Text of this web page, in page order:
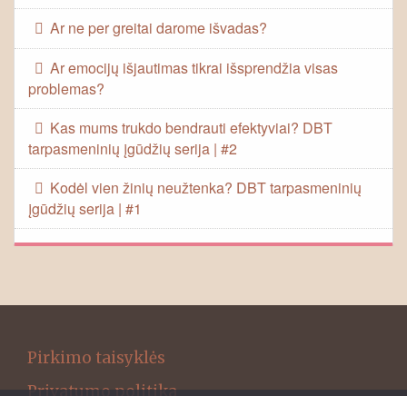
Ar ne per greitai darome išvadas?
Ar emocijų išjautimas tikrai išsprendžia visas
problemas?
Kas mums trukdo bendrauti efektyviai? DBT
tarpasmeninių įgūdžių serija | #2
Kodėl vien žinių neužtenka? DBT tarpasmeninių
įgūdžių serija | #1
Pirkimo taisyklės
Privatumo politika